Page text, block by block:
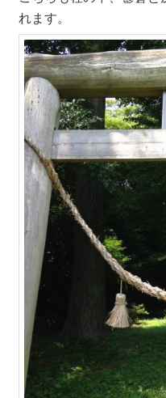
れます。